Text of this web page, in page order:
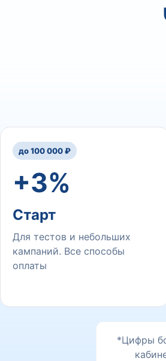
до 100 000 ₽
+3%
Старт
Для тестов и небольших
кампаний. Все способы
оплаты
*Цифры